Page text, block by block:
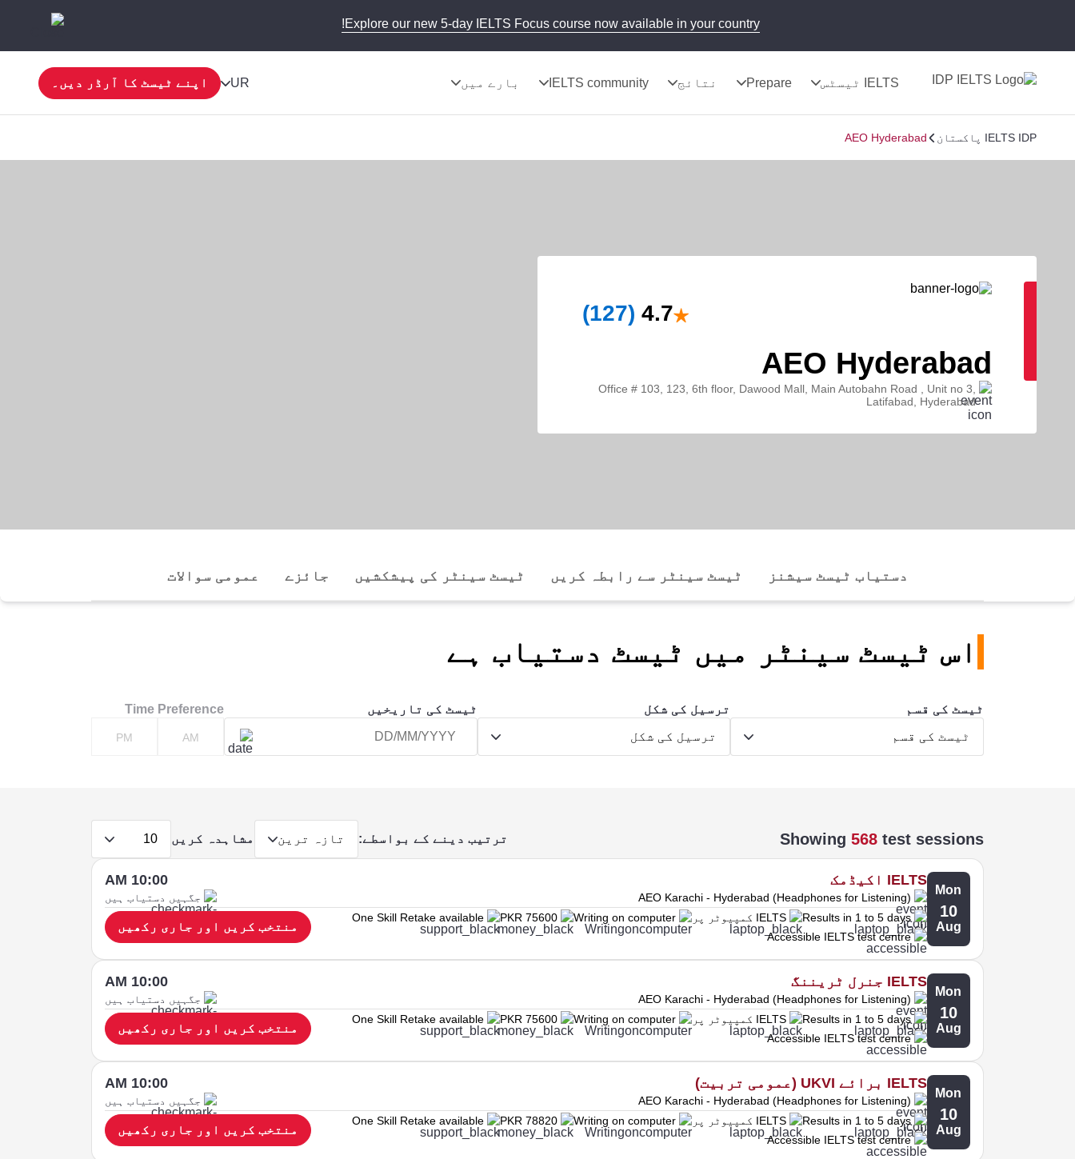
Explore our new 5-day IELTS Focus course now available in your country!
IELTS ٹیسٹس Prepare نتائج IELTS community بارے میں UR اپنے ٹیسٹ کا آرڈر دیں۔
IELTS IDP پاکستان AEO Hyderabad
★
4.7
(127)
AEO Hyderabad
Office # 103, 123, 6th floor, Dawood Mall, Main Autobahn Road , Unit no 3,
Latifabad, Hyderabad
دستیاب ٹیسٹ سیشنز ٹیسٹ سینٹر سے رابطہ کریں ٹیسٹ سینٹر کی پیشکشیں جائزے عمومی سوالات
اس ٹیسٹ سینٹر میں ٹیسٹ دستیاب ہے
ٹیسٹ کی قسم
ٹیسٹ کی قسم
ترسیل کی شکل
ترسیل کی شکل
ٹیسٹ کی تاریخیں Time Preference
AM
PM
Showing 568 test sessions ترتیب دینے کے بواسطے: تازہ ترین مشاہدہ کریں 10
Mon
10
Aug
IELTS اکیڈمک
AEO Karachi - Hyderabad (Headphones for Listening)
10:00 AM
جگہیں دستیاب ہیں
Results in 1 to 5 days
IELTS کمپیوٹر پر Writing on computer
PKR 75600
One Skill Retake available
Accessible IELTS test centre
منتخب کریں اور جاری رکھیں
Mon
10
Aug
IELTS جنرل ٹریننگ
AEO Karachi - Hyderabad (Headphones for Listening)
10:00 AM
جگہیں دستیاب ہیں
Results in 1 to 5 days
IELTS کمپیوٹر پر Writing on computer
PKR 75600
One Skill Retake available
Accessible IELTS test centre
منتخب کریں اور جاری رکھیں
Mon
10
Aug
IELTS برائے UKVI (عمومی تربیت)
AEO Karachi - Hyderabad (Headphones for Listening)
10:00 AM
جگہیں دستیاب ہیں
Results in 1 to 5 days
IELTS کمپیوٹر پر Writing on computer
PKR 78820
One Skill Retake available
Accessible IELTS test centre
منتخب کریں اور جاری رکھیں